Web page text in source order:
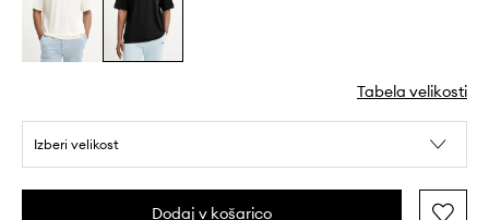
Tabela velikosti
Izberi velikost
Dodaj v košarico